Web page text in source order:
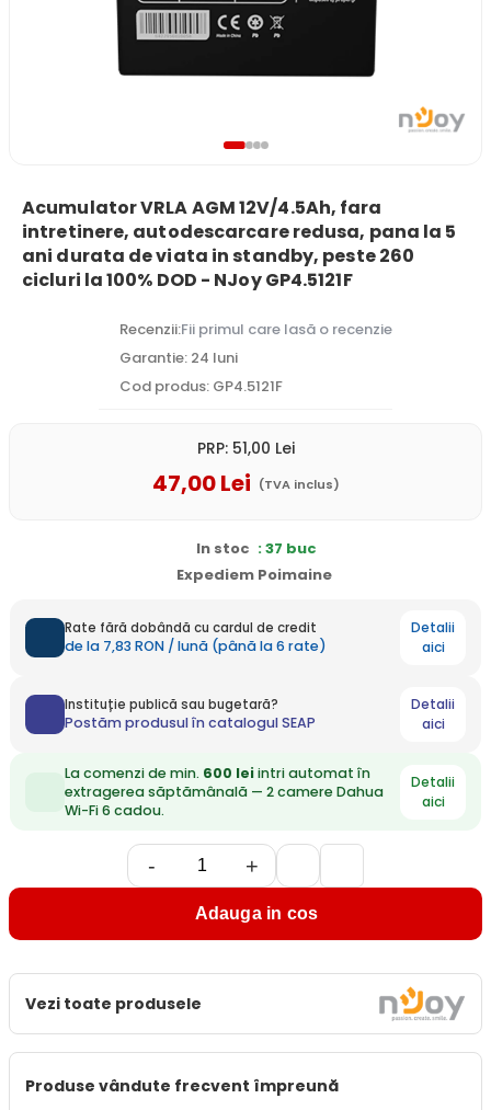
Acumulator VRLA AGM 12V/4.5Ah, fara
intretinere, autodescarcare redusa, pana la 5
ani durata de viata in standby, peste 260
cicluri la 100% DOD - NJoy GP4.5121F
Recenzii:Fii primul care lasă o recenzie
Garantie: 24 luni
Cod produs: GP4.5121F
PRP: 51,00 Lei
47,00Lei (TVA inclus)
In stoc : 37 buc
Expediem Poimaine
Rate fără dobândă cu cardul de credit
de la 7,83 RON / lună (până la 6 rate)
Detalii
aici
Instituție publică sau bugetară?
Postăm produsul în catalogul SEAP
Detalii
aici
La comenzi de min. 600 leiintri automat în
extragerea săptămânală — 2 camere Dahua
Wi-Fi 6 cadou.
Detalii
aici
- +
Adauga in cos
Vezi toate produsele
Produse vândute frecvent împreună